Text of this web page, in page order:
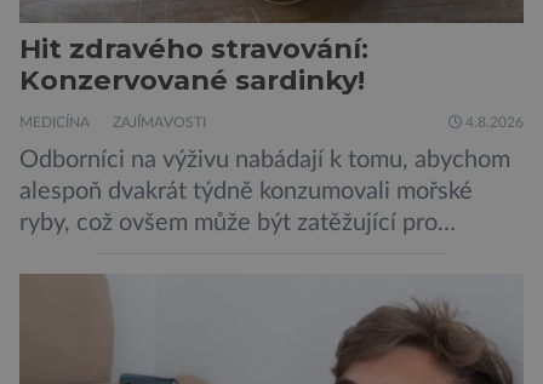
Hit zdravého stravování:
Konzervované sardinky!
MEDICÍNA ZAJÍMAVOSTI 4.8.2026
Odborníci na výživu nabádají k tomu, abychom
alespoň dvakrát týdně konzumovali mořské
ryby, což ovšem může být zatěžující pro
doporučení se nyní staly konzervované
sardinky, které si může dovolit opravdu každý
„Místo toho, aby poskytovaly izolované